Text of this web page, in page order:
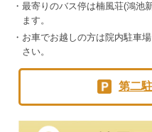
最寄りのバス停は楠風荘(鴻池
ます。
お車でお越しの方は院内駐車
さい。
第二